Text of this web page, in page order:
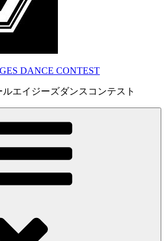
DANCE CONTEST
エイジーズダンスコンテスト